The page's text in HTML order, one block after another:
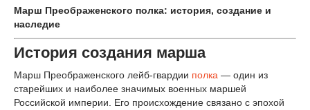
Марш Преображенского полка: история, создание и
наследие
История создания марша
Марш Преображенского лейб-гвардии полка — один из
старейших и наиболее значимых военных маршей
Российской империи. Его происхождение связано с эпохой